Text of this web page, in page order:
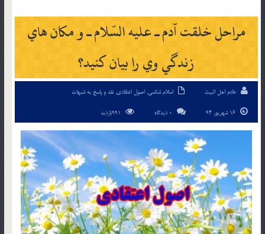
مراحل خلقت آدم ـ عليه السّلام ـ و مکان هاي
زندگي وي را بيان کنيد؟
خادم اهل البیت اسلام شناسی, اصول اعتقادی, نقد و پاسخ به شبهات
0 دیدگاه